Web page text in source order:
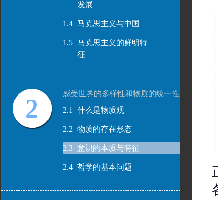
发展
1.4 马克思主义与中国
1.5
马克思主义的鲜明特
征
2
感受世界的多样性和物质的统一性
2.1
什么是物质观
2.2 物质的存在形态
2.3 意识的本质与特征
2.4 哲学的基本问题